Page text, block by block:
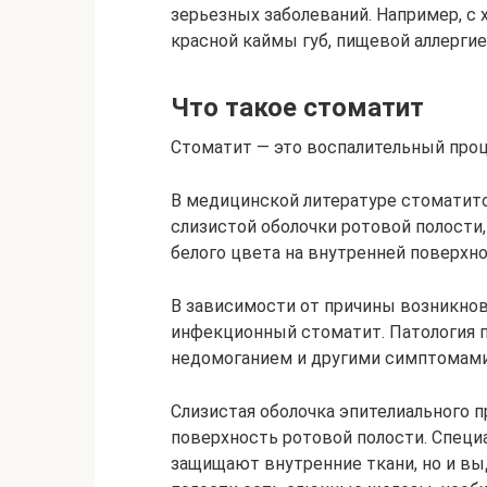
зерьезных заболеваний. Например,
красной каймы губ, пищевой
Что такое стоматит
Стоматит — это воспалительный
В медицинской литературе
слизистой оболочки ротовой
белого цвета на внутренней
В зависимости от причины
инфекционный стоматит.
недомоганием и другими
Слизистая оболочка
поверхность ротовой полости.
защищают внутренние ткани, но и